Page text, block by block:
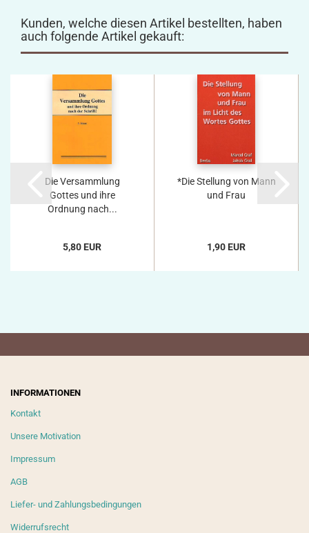
Kunden, welche diesen Artikel bestellten, haben
auch folgende Artikel gekauft:
Die Versammlung
Gottes und ihre
Ordnung nach...
5,80 EUR
*Die Stellung von Mann
und Frau
1,90 EUR
INFORMATIONEN
Kontakt
Unsere Motivation
Impressum
AGB
Liefer- und Zahlungsbedingungen
Widerrufsrecht